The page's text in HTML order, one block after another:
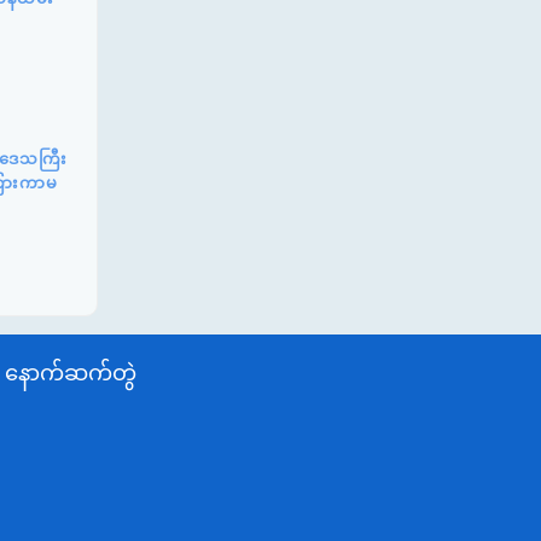
ေသကြီး
းကာမ
နောက်ဆက်တွဲ